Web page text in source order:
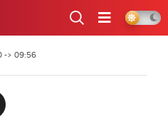
> 09:56